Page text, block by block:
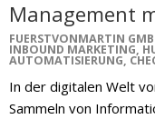
Management
FUERSTVONMARTIN
INBOUND MARKETING,
AUTOMATISIERUNG,
In der digitalen Welt
Sammeln von